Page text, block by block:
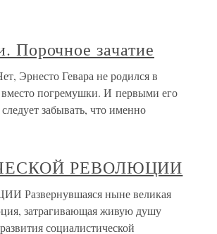
Порочное зачатие
Эрнесто Гевара не родился в
вместо погремушки. И первыми его
забывать, что именно
РЕВОЛЮЦИИ
ныне великая
затрагивающая живую душу
социалистической